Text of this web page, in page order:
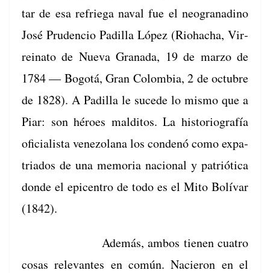
tar de esa refr­ie­ga naval fue el neogranadi­no
José Pru­den­cio Padil­la López (Rio­hacha, Vir­
reina­to de Nue­va Grana­da, 19 de mar­zo de
1784 — Bogotá, Gran Colom­bia, 2 de octubre
de 1828). A Padil­la le sucede lo mis­mo que a
Piar: son héroes malditos. La his­to­ri­ografía
ofi­cial­ista vene­zolana los con­denó como expa­
tri­a­dos de una memo­ria nacional y patrióti­ca
donde el epi­cen­tro de todo es el Mito Bolí­var
(1842).
Además, ambos tienen cua­tro
cosas rel­e­vantes en común. Nacieron en el